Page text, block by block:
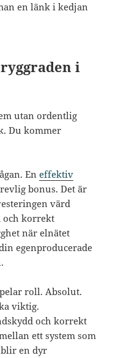
en länk i kedjan
i
utan ordentlig
Du kommer
Eneffektiv
bonus. Det är
värd
och korrekt
när elnätet
egenproducerade
roll. Absolut.
viktig.
och korrekt
ett system som
en dyr